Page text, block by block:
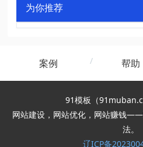
为你推荐
案例 帮助
91模板（
网站建设，网站优化，网站赚钱
法。
辽ICP备